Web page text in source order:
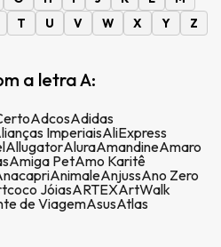
T U V W X Y Z
a letra A:
AdcosAdidas
ImperiaisAliExpress
AllugatorAluraAmandineAmaro
Amiga PetAmo Karitê
AnimaleAnjussAno Zero
JóiasARTEXArtWalk
de ViagemAsusAtlas